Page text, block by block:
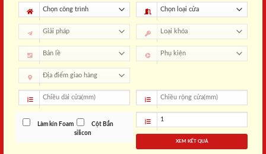
Làm kín Foam
Cột Bắn
silicon
XEM KẾT QUẢ